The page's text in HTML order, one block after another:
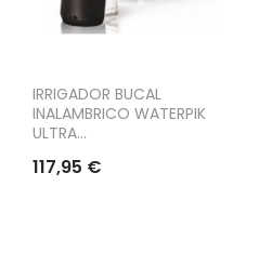
IRRIGADOR BUCAL
INALAMBRICO WATERPIK
ULTRA...
117,95 €